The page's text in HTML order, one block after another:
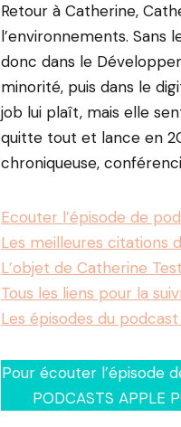
Retour à Catherine,
l’environnements. Sans
donc dans le
minorité, puis dans le
job lui plaît, mais elle
quitte tout et lance en
chroniqueuse,
Ecouter l’épisode de
Les meilleures citations
L’objet de Catherine
Tous les liens pour la
Les épisodes du
Pour écouter l’épisode
PODCASTS APPLE